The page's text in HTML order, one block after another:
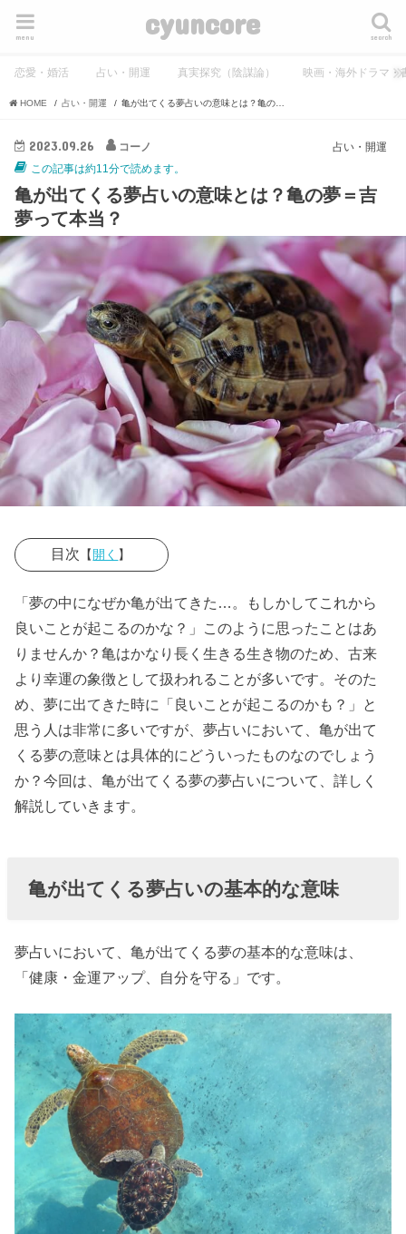
cyuncore search
menu
恋愛・婚活 占い・開運 真実探究（陰謀論） 映画・海外ドラマ・
HOME 占い・開運
占い・開運
2023.09.26
コーノ
この記事は約11分で読めます。
亀が出てくる夢占いの意味とは？亀の夢＝吉
夢って本当？
目次 【開く 】
› 亀が出てくる
夢占いの基本
的な意味
› 【夢占い】亀
に噛まれる夢
の意味
› 【夢占い】亀
の夢は宝くじ
が当たる？
がたくさん出
› 【夢占い】亀
味
› 【夢占い】亀
が怖いと感じ
る夢の意味
› 【夢占い】亀
を助ける夢の
意味
› 【夢占い】亀
「夢の中になぜか亀が出てきた…。もしかしてこれから
良いことが起こるのかな？」このように思ったことはあ
りませんか？亀はかなり長く生きる生き物のため、古来
より幸運の象徴として扱われることが多いです。そのた
め、夢に出てきた時に「良いことが起こるのかも？」と
思う人は非常に多いですが、夢占いにおいて、亀が出て
くる夢の意味とは具体的にどういったものなのでしょう
か？今回は、亀が出てくる夢の夢占いについて、詳しく
解説していきます。
亀が出てくる夢占いの基本的な意味
夢占いにおいて、亀が出てくる夢の基本的な意味は、
「健康・金運アップ、自分を守る」です。